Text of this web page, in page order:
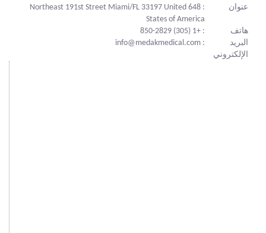
عنوان
: 648 Northeast 191st Street Miami/FL 33197 United
States of America
هاتف
: +1 (305) 850-2829
البريد
الإلكتروني
: info@medakmedical.com